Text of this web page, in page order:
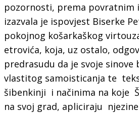
pozornosti, prema povratnim
izazvala je ispovjest Biserke
pokojnog košarkaškog
etrovića, koja, uz ostalo,
predrasudu da je svoje sinove
vlastitog samoisticanja te
šibenkinji i načinima na koje
na svoj grad, apliciraju